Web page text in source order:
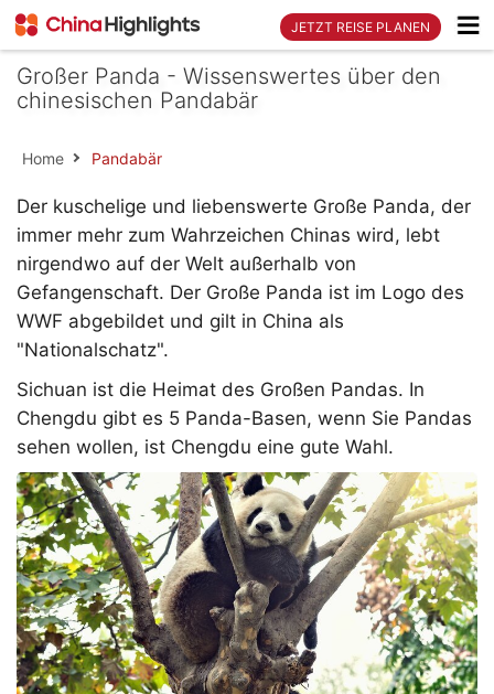
JETZT REISE PLANEN
Großer Panda - Wissenswertes über den
chinesischen Pandabär
Home Pandabär
Der kuschelige und liebenswerte Große Panda, der
immer mehr zum Wahrzeichen Chinas wird, lebt
nirgendwo auf der Welt außerhalb von
Gefangenschaft. Der Große Panda ist im Logo des
WWF abgebildet und gilt in China als
"Nationalschatz".
Sichuan ist die Heimat des Großen Pandas. In
Chengdu gibt es 5 Panda-Basen, wenn Sie Pandas
sehen wollen, ist Chengdu eine gute Wahl.